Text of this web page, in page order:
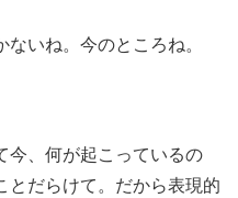
ないね。今のところね。
今、何が起こっているの
とだらけて。だから表現的